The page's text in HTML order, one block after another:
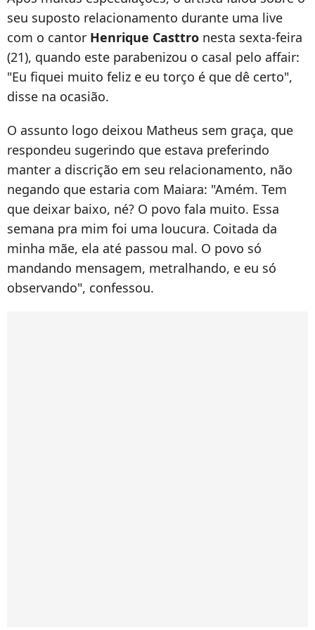
seu suposto relacionamento durante uma live
com o cantor Henrique Casttro nesta sexta-feira
(21), quando este parabenizou o casal pelo affair:
"Eu fiquei muito feliz e eu torço é que dê certo",
disse na ocasião.
O assunto logo deixou Matheus sem graça, que
respondeu sugerindo que estava preferindo
manter a discrição em seu relacionamento, não
negando que estaria com Maiara: "Amém. Tem
que deixar baixo, né? O povo fala muito. Essa
semana pra mim foi uma loucura. Coitada da
minha mãe, ela até passou mal. O povo só
mandando mensagem, metralhando, e eu só
observando", confessou.